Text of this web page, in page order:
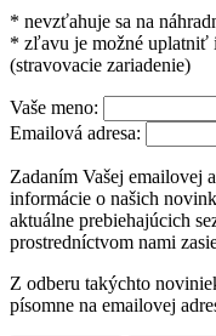
* nevzťahuje sa na
* zľavu je možné uplatniť
(stravovacie zariadenie)
Vaše meno:
Emailová adresa:
Zadaním Vašej emailovej
informácie o našich
aktuálne prebiehajúcich
prostredníctvom nami
Z odberu takýchto
písomne na emailovej